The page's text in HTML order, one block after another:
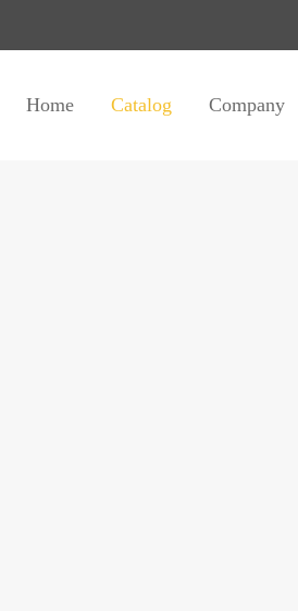
Home Catalog Company